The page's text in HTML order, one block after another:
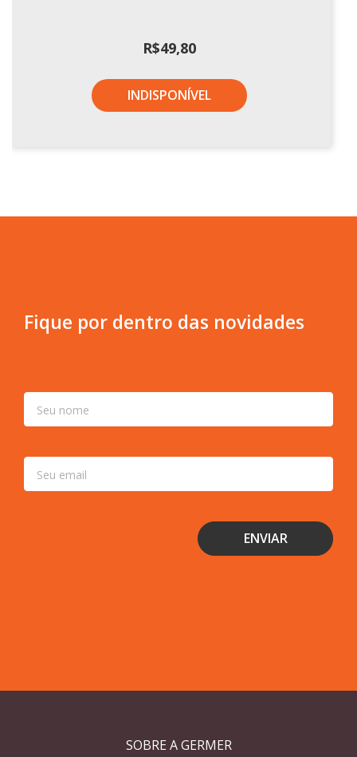
R$49,80
INDISPONÍVEL
Fique por dentro das novidades
SOBRE A GERMER